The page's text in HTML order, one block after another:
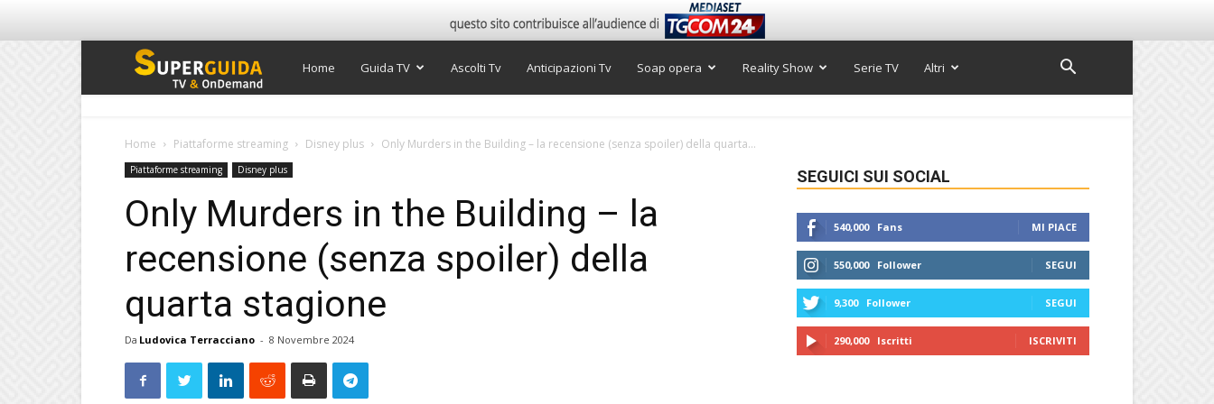
Super
TV
Home Guida TV Ascolti Tv Anticipazioni Tv Soap opera Reality Show Serie TV Altri
Home Piattaforme streaming Disney plus Only Murders in the Building – la recensione (senza spoiler) della quarta...
Piattaforme streaming Disney plus
Only Murders in the Building – la
recensione (senza spoiler) della
quarta stagione
Da Ludovica Terracciano - 8 Novembre 2024
SEGUICI SUI SOCIAL
540,000 Fans MI PIACE
550,000 Follower SEGUI
9,300 Follower SEGUI
290,000 Iscritti ISCRIVITI